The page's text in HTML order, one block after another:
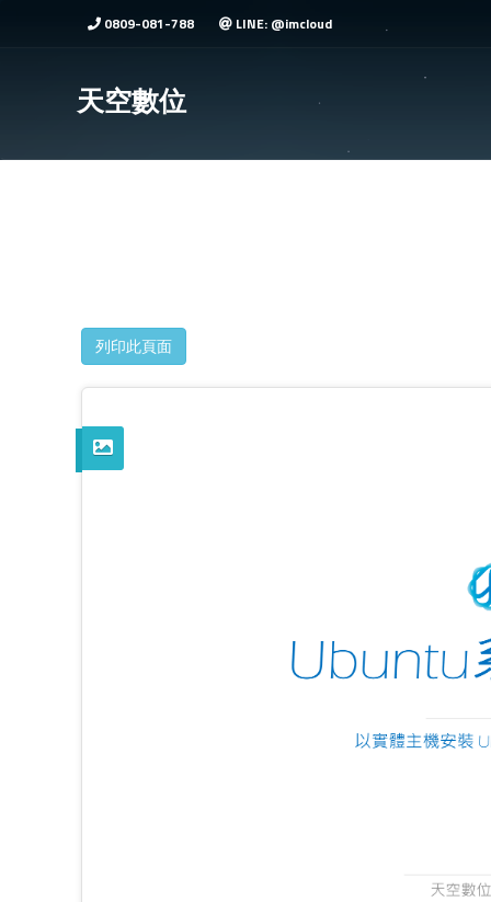
0809-081-788 LINE: @imcloud
天空數位